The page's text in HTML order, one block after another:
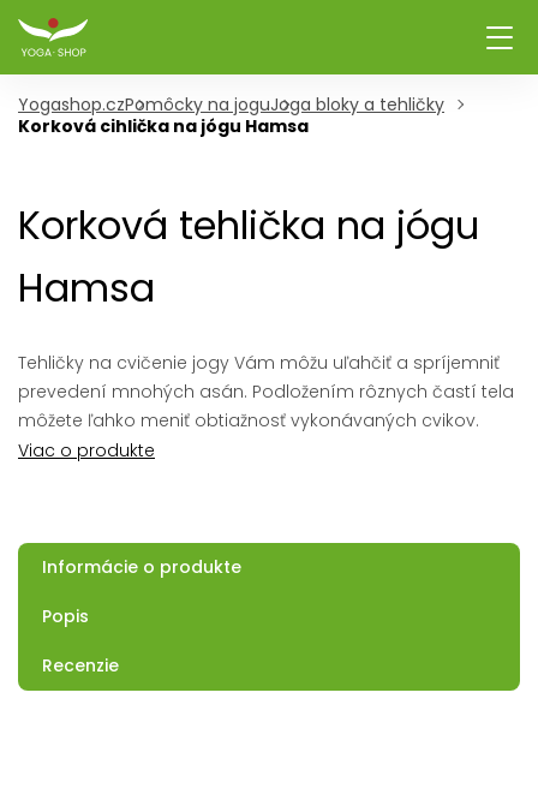
Yogashop.czPomôcky na joguJoga bloky a tehličky
Korková cihlička na jógu Hamsa
Korková tehlička na jógu
Hamsa
Tehličky na cvičenie jogy Vám môžu uľahčiť a spríjemniť
prevedení mnohých asán. Podložením rôznych častí tela
môžete ľahko meniť obtiažnosť vykonávaných cvikov.
Viac o produkte
Informácie o produkte
Popis
Recenzie